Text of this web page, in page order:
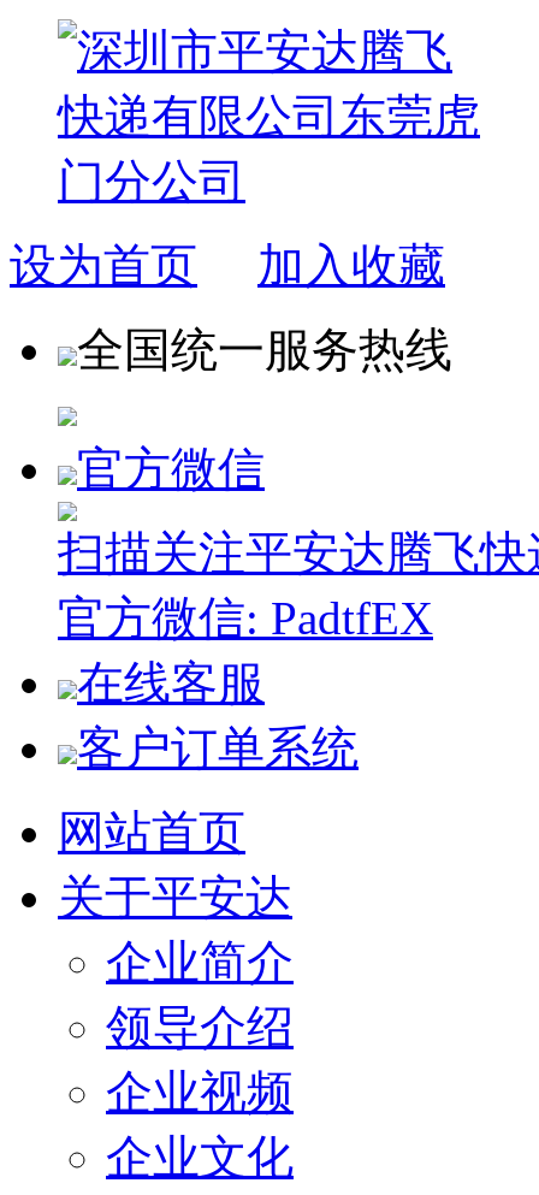
设为首页
加入收藏
全国统一服务热线
官方微信
扫描关注平安达腾飞快
官方微信: PadtfEX
在线客服
客户订单系统
网站首页
关于平安达
企业简介
领导介绍
企业视频
企业文化